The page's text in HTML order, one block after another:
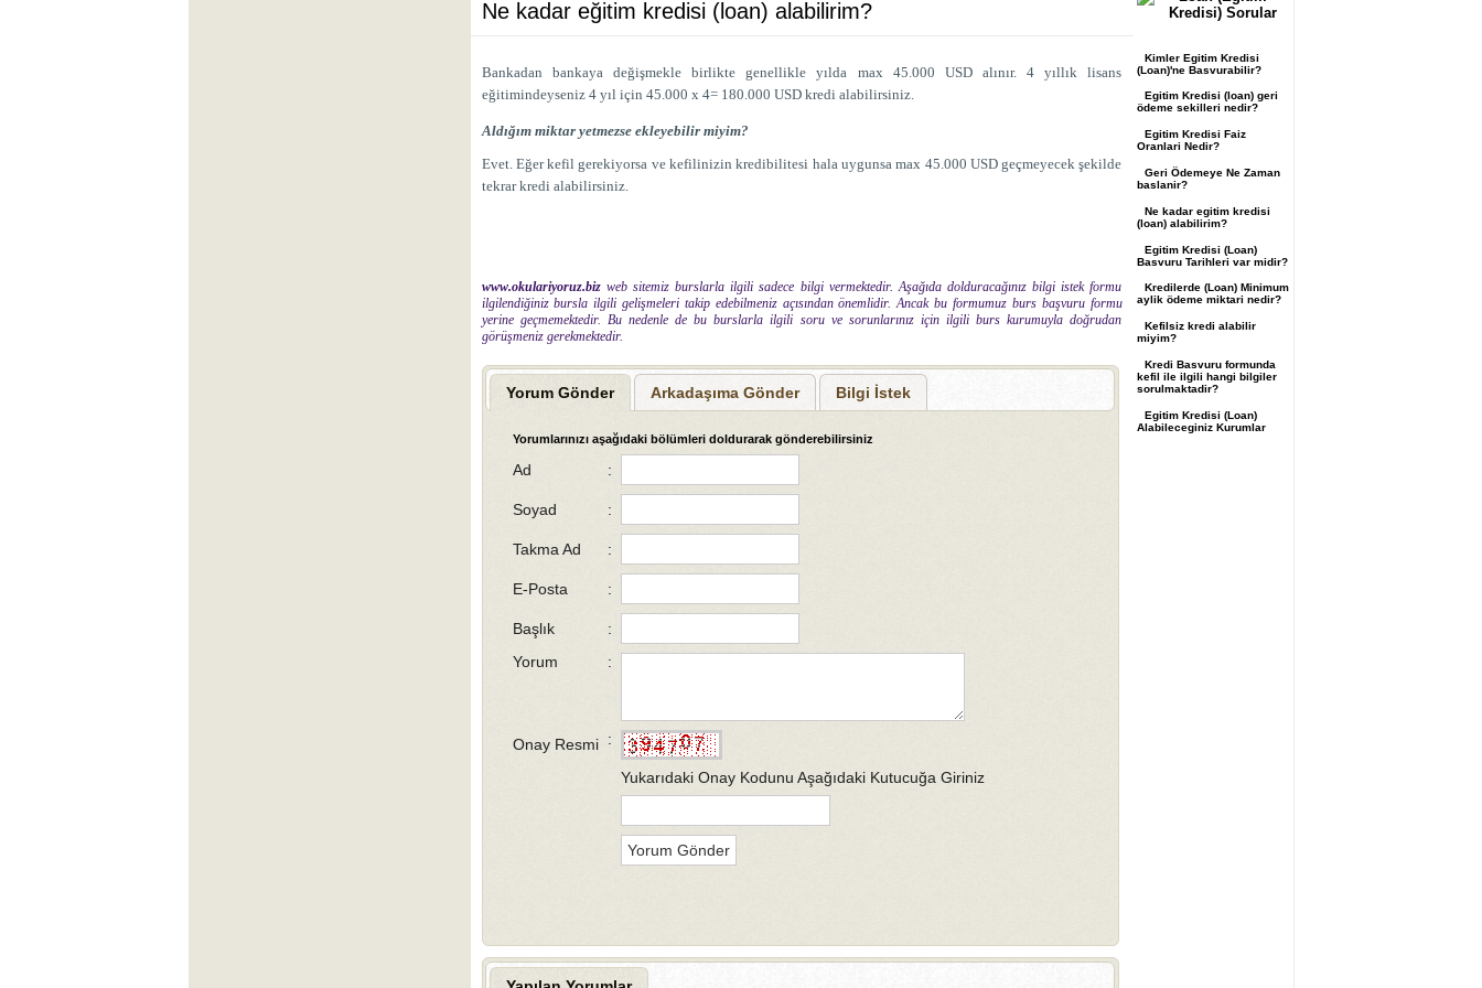
Ne kadar eğitim kredisi (loan) alabilirim?
Bankadan bankaya değişmekle birlikte genellikle yılda max 45.000 USD alınır. 4 yıllık lisans
eğitimindeyseniz 4 yıl için 45.000 x 4= 180.000 USD kredi alabilirsiniz.
Aldığım miktar yetmezse ekleyebilir miyim?
Evet. Eğer kefil gerekiyorsa ve kefilinizin kredibilitesi hala uygunsa max 45.000 USD geçmeyecek şekilde
tekrar kredi alabilirsiniz.
www.okulariyoruz.bizweb sitemiz burslarla ilgili sadece bilgi vermektedir. Aşağıda dolduracağınız bilgi istek formu
ilgilendiğiniz bursla ilgili gelişmeleri takip edebilmeniz açısından önemlidir. Ancak bu formumuz burs başvuru formu
yerine geçmemektedir. Bu nedenle de bu burslarla ilgili soru ve sorunlarınız için ilgili burs kurumuyla doğrudan
görüşmeniz gerekmektedir.
Yorum Gönder Arkadaşıma Gönder Bilgi İstek
Yorumlarınızı aşağıdaki bölümleri doldurarak gönderebilirsiniz
Ad :
Soyad :
Takma Ad :
E-Posta :
Başlık
:
Yorum
:
Onay Resmi :
Yukarıdaki Onay Kodunu Aşağıdaki Kutucuğa Giriniz
Kimler Egitim Kredisi
(Loan)'ne Basvurabilir?
Egitim Kredisi (loan) geri
ödeme sekilleri nedir?
Egitim Kredisi Faiz
Oranlari Nedir?
Geri Ödemeye Ne Zaman
baslanir?
Ne kadar egitim kredisi
(loan) alabilirim?
Egitim Kredisi (Loan)
Basvuru Tarihleri var midir?
Kredilerde (Loan) Minimum
aylik ödeme miktari nedir?
Kefilsiz kredi alabilir
miyim?
Kredi Basvuru formunda
kefil ile ilgili hangi bilgiler
sorulmaktadir?
Egitim Kredisi (Loan)
Alabileceginiz Kurumlar